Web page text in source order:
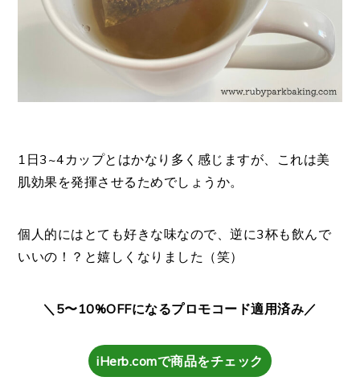
1日3~4カップとはかなり多く感じますが、
これは美
肌効果を発揮させるためでしょうか。
個人的にはとても好きな味なので、逆に3杯も飲んで
いいの！？と嬉しくなりました（笑）
＼5〜10%OFFになるプロモコード適用済み／
iHerb.comで商品をチェック